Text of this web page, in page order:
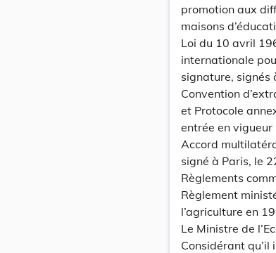
promotion aux
maisons
Loi du 10 avril
internationale
signature, signés
Convention
et Protocole
entrée en vigueur
Accord
signé à Paris, le
Règlements
Règlement
l’agriculture en
Le Ministre de
Considérant qu’il